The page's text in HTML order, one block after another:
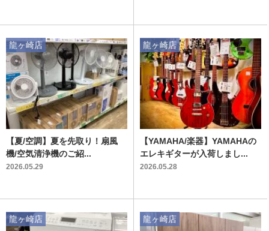
【夏/空調】夏を先取り！扇風
機/空気清浄機のご紹...
2026.05.29
龍ヶ崎店
【YAMAHA/楽器】YAMAHAの
エレキギターが入荷しまし...
2026.05.28
龍ヶ崎店
龍ヶ崎店 龍ヶ崎店